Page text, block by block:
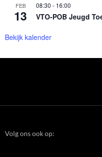
FEB
13
08:30 - 16:00
VTO-POB Jeugd
Bekijk kalender
Volg ons ook op: